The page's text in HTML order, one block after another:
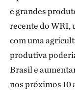
e grandes
recente do WRI,
com uma
produtiva
Brasil e
nos próximos 10